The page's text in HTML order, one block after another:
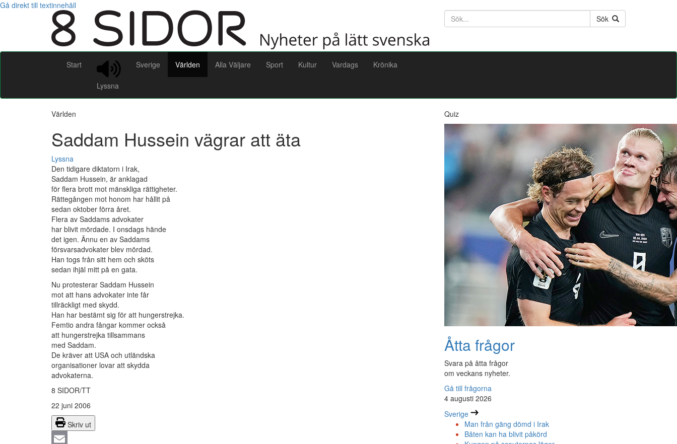
Gå direkt till textinnehåll
Söktext
Sök
Start
Lyssna
Sverige Världen Alla Väljare Sport Kultur Vardags Krönika
Världen
Saddam Hussein vägrar att äta
Lyssna
Den tidigare diktatorn i Irak,
Saddam Hussein, är anklagad
för flera brott mot mänskliga rättigheter.
Rättegången mot honom har hållit på
sedan oktober förra året.
Flera av Saddams advokater
har blivit mördade. I onsdags hände
det igen. Ännu en av Saddams
försvarsadvokater blev mördad.
Han togs från sitt hem och sköts
sedan ihjäl mitt på en gata.
Nu protesterar Saddam Hussein
mot att hans advokater inte får
tillräckligt med skydd.
Han har bestämt sig för att hungerstrejka.
Femtio andra fångar kommer också
att hungerstrejka tillsammans
med Saddam.
De kräver att USA och utländska
organisationer lovar att skydda
advokaterna.
8 SIDOR/TT
22 juni 2006
Skriv ut
Quiz
Åtta frågor
Svara på åtta frågor
om veckans nyheter.
Gå till frågorna
4 augusti 2026
Sverige
Man från gäng dömd i Irak
Båten kan ha blivit påkörd